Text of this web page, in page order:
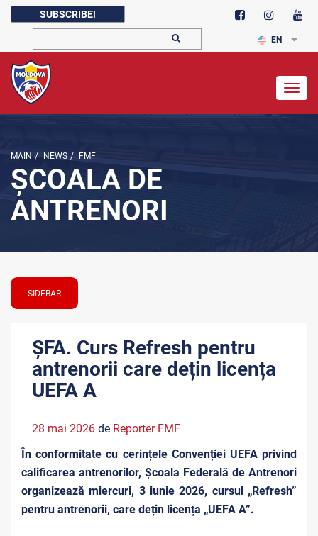
SUBSCRIBE!
EN
MAIN / NEWS / FMF
ȘCOALA DE
ANTRENORI
SIDEBAR
ȘFA. Curs Refresh pentru
antrenorii care dețin licența
UEFA A
28 mai 2026 de Reporter FMF
În conformitate cu cerințele Convenției UEFA privind
calificarea antrenorilor, Școala Federală de Antrenori
organizează miercuri, 3 iunie 2026, cursul „Refresh”
pentru antrenorii, care dețin licența „UEFA A”.